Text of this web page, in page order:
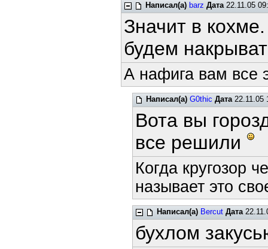
Написал(а) barz Дата22.11.05
Значит в
будем
А нафига вам все
Написал(а) G0thic Дата22.11.05
Вота вы
все решили
Когда кругозор
называет это
Написал(а) Bercut Дата
бухлом